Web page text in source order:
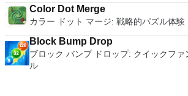
Color Dot Merge
カラー ドット マージ: 戦略的パズル体験
Block Bump Drop
ブロック バンプ ドロップ: クイックフ
ル